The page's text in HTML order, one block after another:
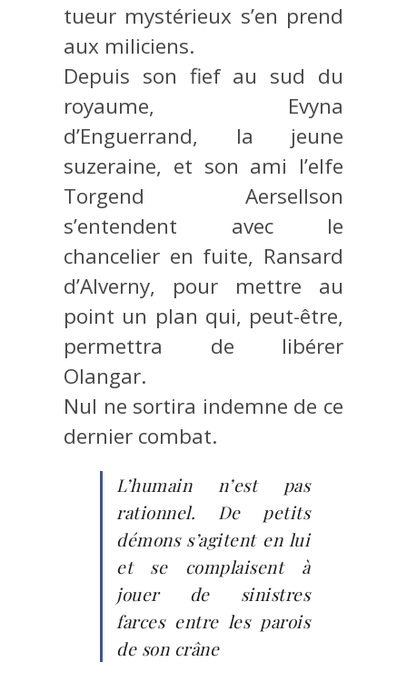
tueur mystérieux s’en prend
aux miliciens.
Depuis son fief au sud du
royaume, Evyna
d’Enguerrand, la jeune
suzeraine, et son ami l’elfe
Torgend Aersellson
s’entendent avec le
chancelier en fuite, Ransard
d’Alverny, pour mettre au
point un plan qui, peut-être,
permettra de libérer
Olangar.
Nul ne sortira indemne de ce
dernier combat.
L’humain n’est pas
rationnel. De petits
démons s’agitent en lui
et se complaisent à
jouer de sinistres
farces entre les parois
de son crâne